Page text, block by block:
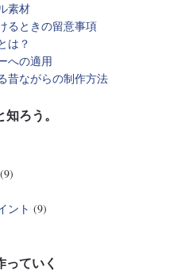
素材
るときの留意事項
は？
への適用
昔ながらの制作方法
ろう。
(9)
ント (9)
っていく